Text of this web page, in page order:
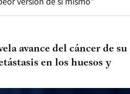
avance del cáncer de su
en los huesos y